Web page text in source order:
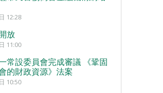
12:28
放
11:00
常設委員會完成審議 《鞏固
的財政資源》法案
10:50